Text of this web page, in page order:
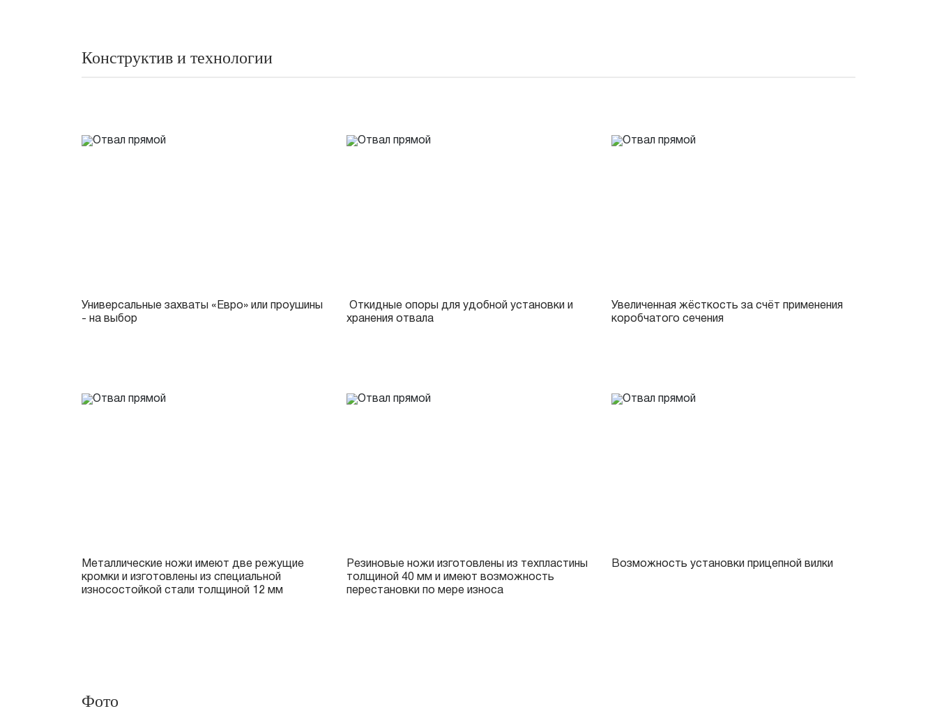
Конструктив и технологии
Универсальные захваты «Евро» или проушины
- на выбор
Откидные опоры для удобной установки и
хранения отвала
Увеличенная жёсткость за счёт применения
коробчатого сечения
Металлические ножи имеют две режущие
кромки и изготовлены из специальной
износостойкой стали толщиной 12 мм
Резиновые ножи изготовлены из техпластины
толщиной 40 мм и имеют возможность
перестановки по мере износа
Возможность установки прицепной вилки
Фото